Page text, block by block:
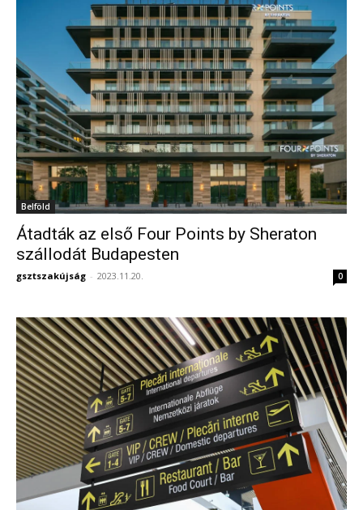
Belföld
Átadták az első Four Points by Sheraton
szállodát Budapesten
gsztszakújság - 2023.11.20. 0